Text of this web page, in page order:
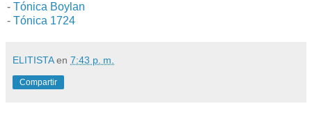
- Tónica Boylan
- Tónica 1724
ELITISTA en 7:43 p. m.
Compartir